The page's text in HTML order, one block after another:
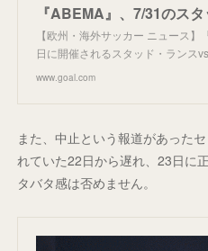
【欧州・海外サッカー ニュース
日に開催されるスタッド・ランス
www.goal.com
また、中止という報道があった
れていた22日から遅れ、23日に
タバタ感は否めません。